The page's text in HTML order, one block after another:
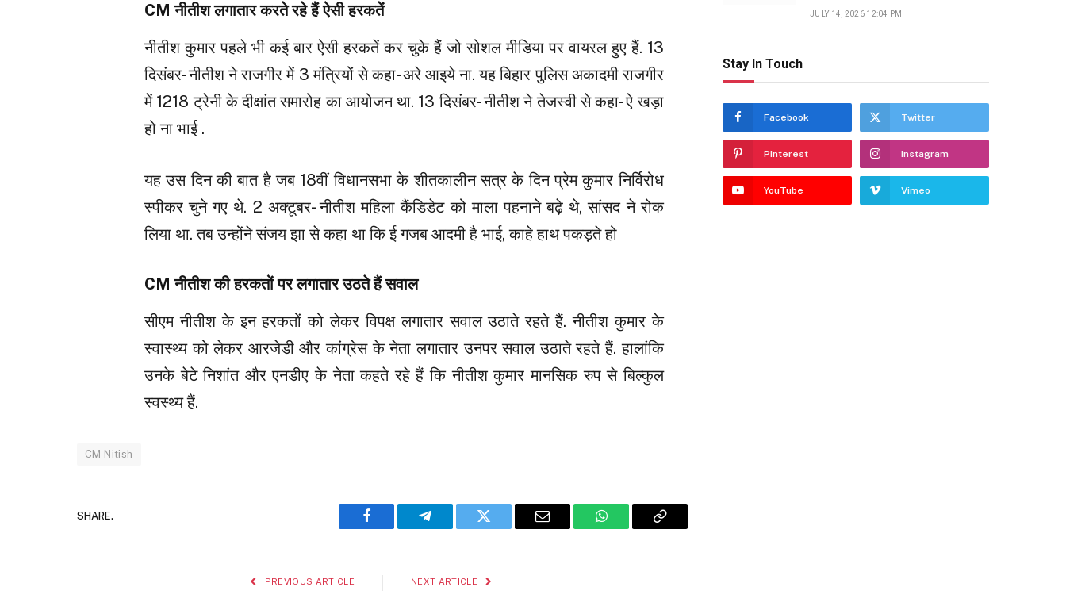
CM नीतीश लगातार करते रहे हैं ऐसी हरकतें
नीतीश कुमार पहले भी कई बार ऐसी हरकतें कर चुके हैं जो सोशल मीडिया पर वायरल हुए हैं. 13
दिसंबर- नीतीश ने राजगीर में 3 मंत्रियों से कहा- अरे आइये ना. यह बिहार पुलिस अकादमी राजगीर
में 1218 ट्रेनी के दीक्षांत समारोह का आयोजन था. 13 दिसंबर- नीतीश ने तेजस्वी से कहा- ऐ खड़ा
हो ना भाई .
यह उस दिन की बात है जब 18वीं विधानसभा के शीतकालीन सत्र के दिन प्रेम कुमार निर्विरोध
स्पीकर चुने गए थे. 2 अक्टूबर- नीतीश महिला कैंडिडेट को माला पहनाने बढ़े थे, सांसद ने रोक
लिया था. तब उन्होंने संजय झा से कहा था कि ई गजब आदमी है भाई, काहे हाथ पकड़ते हो
CM नीतीश की हरकतों पर लगातार उठते हैं सवाल
सीएम नीतीश के इन हरकतों को लेकर विपक्ष लगातार सवाल उठाते रहते हैं. नीतीश कुमार के
स्वास्थ्य को लेकर आरजेडी और कांग्रेस के नेता लगातार उनपर सवाल उठाते रहते हैं. हालांकि
उनके बेटे निशांत और एनडीए के नेता कहते रहे हैं कि नीतीश कुमार मानसिक रुप से बिल्कुल
स्वस्थ्य हैं.
CM Nitish
SHARE.
Facebook Telegram Twitter Email WhatsAppCopy
PREVIOUS ARTICLE NEXT ARTICLE
JULY 14, 2026 12:04 PM
Stay In Touch
Facebook Twitter
Pinterest Instagram
YouTube Vimeo